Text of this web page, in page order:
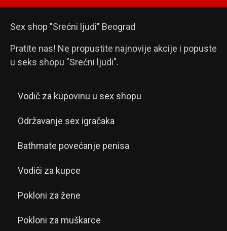
Sex shop "Srećni ljudi" Beograd
Pratite nas! Ne propustite najnovije akcije i popuste
u seks shopu "Srećni ljudi".
Vodič za kupovinu u sex shopu
Održavanje sex igračaka
Bathmate povećanje penisa
Vodiči za kupce
Pokloni za žene
Pokloni za muškarce